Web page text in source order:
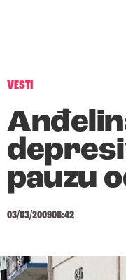
VESTI
pauzu
03/03/200908:42